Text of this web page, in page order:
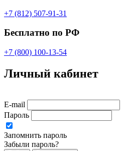
+7 (812) 507-91-31
Бесплатно по РФ
+7 (800) 100-13-54
Личный кабинет
E-mail
Пароль
Запомнить пароль
Забыли пароль?